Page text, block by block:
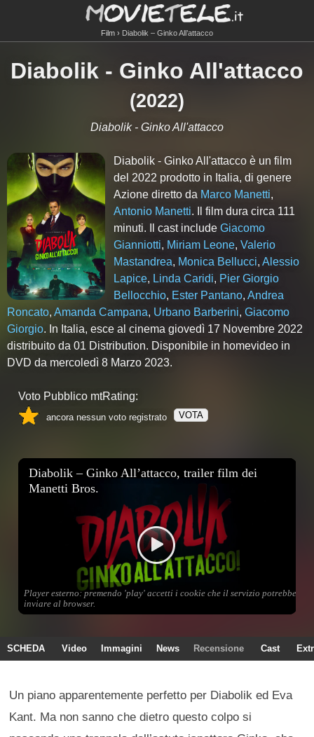
Film Diabolik – Ginko All’attacco
Diabolik - Ginko All'attacco
(2022)
Diabolik - Ginko All'attacco
Diabolik - Ginko All'attacco è un film
del 2022 prodotto in Italia, di genere
Azione diretto da Marco Manetti,
Antonio Manetti. Il film dura circa 111
minuti. Il cast includeGiacomo
Gianniotti, Miriam Leone,Valerio
Mastandrea, Monica Bellucci,Alessio
Lapice, Linda Caridi, Pier Giorgio
Bellocchio, Ester Pantano,Andrea
Roncato, Amanda Campana, Urbano Barberini, Giacomo
Giorgio. In Italia, esce al cinema giovedì 17 Novembre 2022
distribuito da 01 Distribution. Disponibile in homevideo in
DVD da mercoledì 8 Marzo 2023.
Voto Pubblico mtRating:
ancora nessun voto registrato VOTA
SCHEDA Video Immagini News Recensione Cast
Un piano apparentemente perfetto per Diabolik ed Eva
Kant. Ma non sanno che dietro questo colpo si